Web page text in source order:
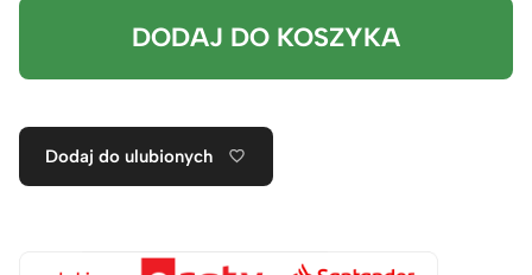
DODAJ DO KOSZYKA
Dodaj do ulubionych